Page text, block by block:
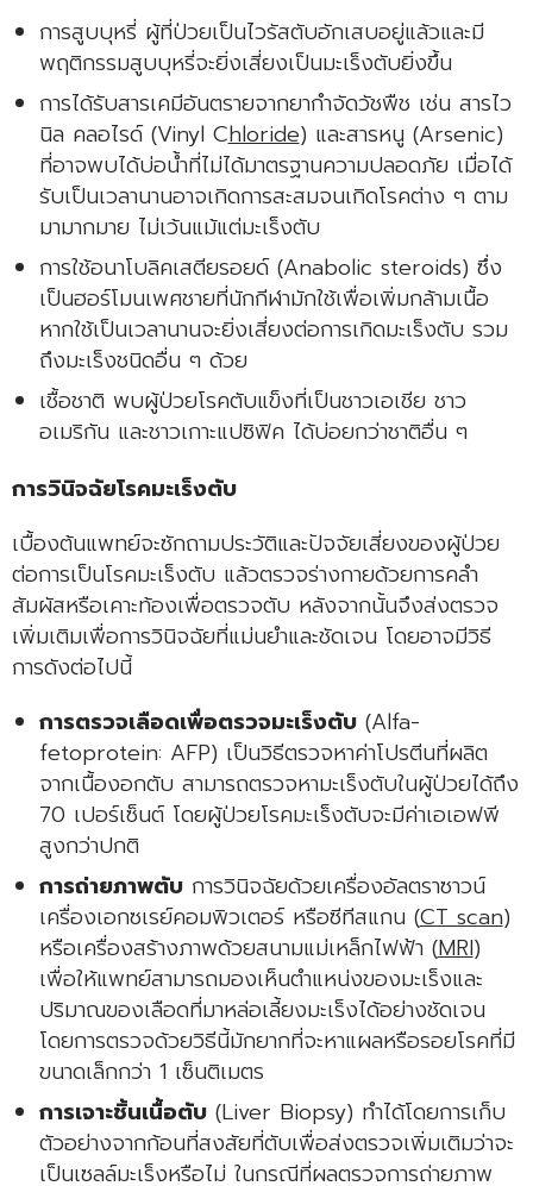
การสูบบุหรี่ ผู้ที่ป่วยเป็นไวรัสตับอักเสบอยู่แล้วและมี
พฤติกรรมสูบบุหรี่จะยิ่งเสี่ยงเป็นมะเร็งตับยิ่งขึ้น
การได้รับสารเคมีอันตรายจากยากำจัดวัชพืช เช่น สารไว
นิล คลอไรด์ (Vinyl Chloride) และสารหนู (Arsenic)
ที่อาจพบได้บ่อน้ำที่ไม่ได้มาตรฐานความปลอดภัย เมื่อได้
รับเป็นเวลานานอาจเกิดการสะสมจนเกิดโรคต่าง ๆ ตาม
มามากมาย ไม่เว้นแม้แต่มะเร็งตับ
การใช้อนาโบลิคเสตียรอยด์ (Anabolic steroids) ซึ่ง
เป็นฮอร์โมนเพศชายที่นักกีฬามักใช้เพื่อเพิ่มกล้ามเนื้อ
หากใช้เป็นเวลานานจะยิ่งเสี่ยงต่อการเกิดมะเร็งตับ รวม
ถึงมะเร็งชนิดอื่น ๆ ด้วย
เชื้อชาติ พบผู้ป่วยโรคตับแข็งที่เป็นชาวเอเชีย ชาว
อเมริกัน และชาวเกาะแปซิฟิค ได้บ่อยกว่าชาติอื่น ๆ
การวินิจฉัยโรคมะเร็งตับ
เบื้องต้นแพทย์จะซักถามประวัติและปัจจัยเสี่ยงของผู้ป่วย
ต่อการเป็นโรคมะเร็งตับ แล้วตรวจร่างกายด้วยการคลำ
สัมผัสหรือเคาะท้องเพื่อตรวจตับ หลังจากนั้นจึงส่งตรวจ
เพิ่มเติมเพื่อการวินิจฉัยที่แม่นยำและชัดเจน โดยอาจมีวิธี
การดังต่อไปนี้
การตรวจเลือดเพื่อตรวจมะเร็งตับ(Alfa-
fetoprotein: AFP) เป็นวิธีตรวจหาค่าโปรตีนที่ผลิต
จากเนื้องอกตับ สามารถตรวจหามะเร็งตับในผู้ป่วยได้ถึง
70 เปอร์เซ็นต์ โดยผู้ป่วยโรคมะเร็งตับจะมีค่าเอเอฟพี
สูงกว่าปกติ
การถ่ายภาพตับการวินิจฉัยด้วยเครื่องอัลตราซาวน์
เครื่องเอกซเรย์คอมพิวเตอร์ หรือซีทีสแกน (CT scan)
หรือเครื่องสร้างภาพด้วยสนามแม่เหล็กไฟฟ้า (MRI)
เพื่อให้แพทย์สามารถมองเห็นตำแหน่งของมะเร็งและ
ปริมาณของเลือดที่มาหล่อเลี้ยงมะเร็งได้อย่างชัดเจน
โดยการตรวจด้วยวิธีนี้มักยากที่จะหาแผลหรือรอยโรคที่มี
ขนาดเล็กกว่า 1 เซ็นติเมตร
การเจาะชิ้นเนื้อตับ(Liver Biopsy) ทำได้โดยการเก็บ
ตัวอย่างจากก้อนที่สงสัยที่ตับเพื่อส่งตรวจเพิ่มเติมว่าจะ
เป็นเซลล์มะเร็งหรือไม่ ในกรณีที่ผลตรวจการถ่ายภาพ